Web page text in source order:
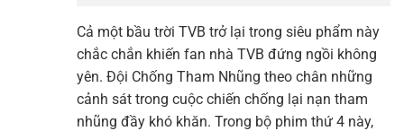
Cả một bầu trời TVB trở lại trong siêu phẩm này
chắc chắn khiến fan nhà TVB đứng ngồi không
yên. Đội Chống Tham Nhũng theo chân những
cảnh sát trong cuộc chiến chống lại nạn tham
nhũng đầy khó khăn. Trong bộ phim thứ 4 này,